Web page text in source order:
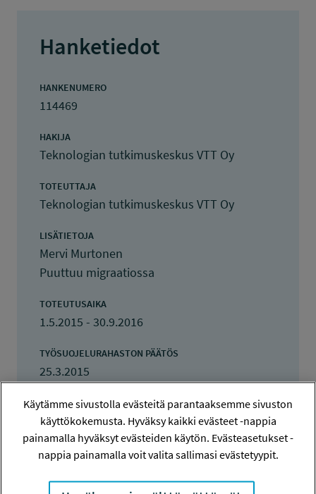
Hanketiedot
HANKENUMERO
114469
HAKIJA
Teknologian tutkimuskeskus VTT Oy
TOTEUTTAJA
Teknologian tutkimuskeskus VTT Oy
LISÄTIETOJA
Mervi Murtonen
Puuttuu migraatiossa
TOTEUTUSAIKA
1.5.2015 - 30.9.2016
TYÖSUOJELURAHASTON PÄÄTÖS
25.3.2015
KOKONAISKUSTANNUKSET
170 000 euroa
30.9.2016
Käytämme sivustolla evästeitä parantaaksemme sivuston
käyttökokemusta. Hyväksy kaikki evästeet -nappia
painamalla hyväksyt evästeiden käytön. Evästeasetukset -
nappia painamalla voit valita sallimasi evästetyypit.